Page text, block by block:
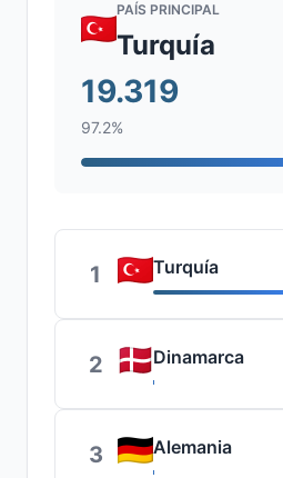
PAÍS PRINCIPAL
Turquía
19.319
97.2%
1 Turquía
2 Dinamarca
3 Alemania